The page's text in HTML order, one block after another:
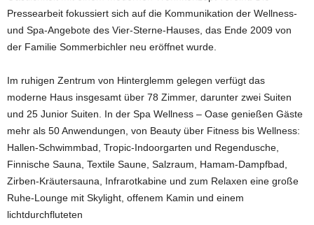
Pressearbeit fokussiert sich auf die Kommunikation der Wellness-
und Spa-Angebote des Vier-Sterne-Hauses, das Ende 2009 von
der Familie Sommerbichler neu eröffnet wurde.
Im ruhigen Zentrum von Hinterglemm gelegen verfügt das
moderne Haus insgesamt über 78 Zimmer, darunter zwei Suiten
und 25 Junior Suiten. In der Spa Wellness – Oase genießen Gäste
mehr als 50 Anwendungen, von Beauty über Fitness bis Wellness:
Hallen-Schwimmbad, Tropic-Indoorgarten und Regendusche,
Finnische Sauna, Textile Saune, Salzraum, Hamam-Dampfbad,
Zirben-Kräutersauna, Infrarotkabine und zum Relaxen eine große
Ruhe-Lounge mit Skylight, offenem Kamin und einem
lichtdurchfluteten